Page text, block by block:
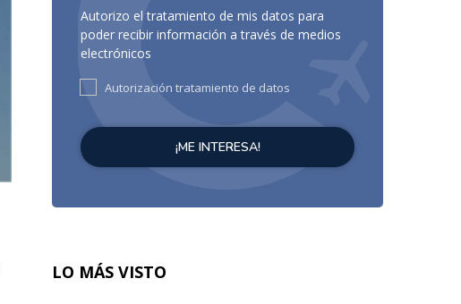
Autorizo el tratamiento de mis datos para
poder recibir información a través de medios
electrónicos
Autorización tratamiento de datos
LO MÁS VISTO